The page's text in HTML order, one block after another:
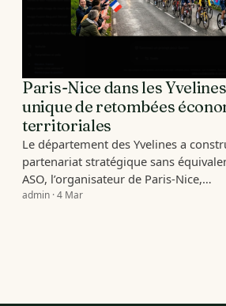
Paris-Nice dans les
unique de retombées
territoriales
Le département des Yvelines a
partenariat stratégique sans
ASO, l’organisateur de Paris-Nice,…
admin · 4 Mar